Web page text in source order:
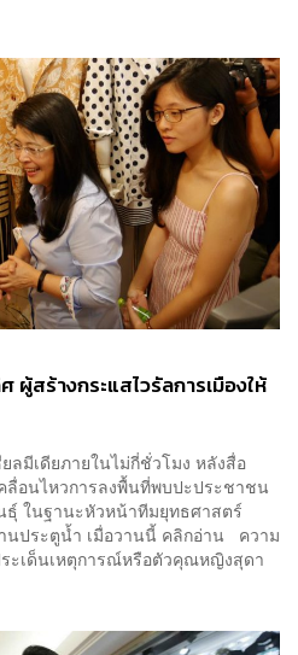
สร้างกระแสไวรัลการเมืองให้
ลมีเดียภายในไม่กี่ชั่วโมง หลังสื่อ
ลื่อนไหวการลงพื้นที่พบปะประชาชน
ในฐานะหัวหน้าทีมยุทธศาสตร์
นประตูน้ำ เมื่อวานนี้ คลิกอ่าน ความ
ะเด็นเหตุการณ์หรือตัวคุณหญิงสุดา